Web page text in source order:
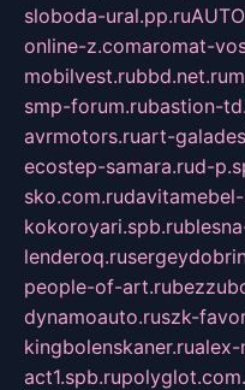
sloboda-ural.pp.ru
online-z.comaromat-
mobilvest.rubbd.net.ru
smp-forum.rubastion-
avrmotors.ruart-
ecostep-samara.rud-
sko.com.ru
kokoroyari.spb.ru
lenderoq.ru
people-of-art.ru
dynamoauto.ruszk-
kingbolenskaner.rualex-
act1.spb.ru